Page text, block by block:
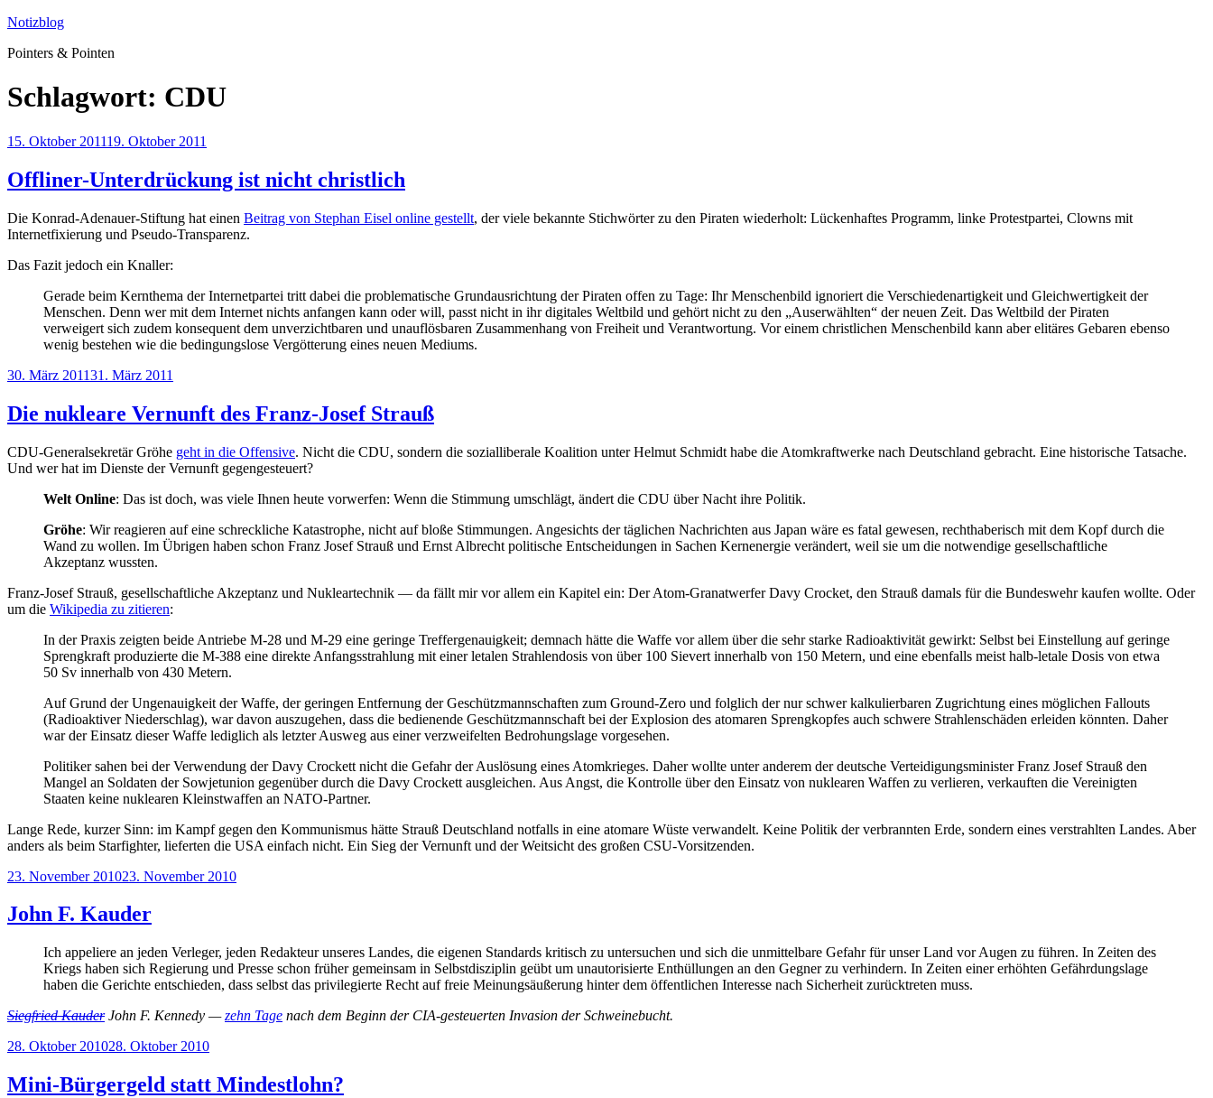
Zum
springen
Notizblog
Pointers & Pointen
Schlagwort: CDU
Veröffentlicht
15. Oktober 201119. Oktober 2011
Offliner-Unterdrückung ist nicht christlich
Die Konrad-Adenauer-Stiftung hat einen Beitrag von Stephan Eisel online gestellt, der viele bekannte Stichwörter zu den Piraten wiederholt: Lückenhaftes Programm, linke Protestpartei, Clowns mit
Internetfixierung und Pseudo-Transparenz.
Das Fazit jedoch ein Knaller:
Gerade beim Kernthema der Internetpartei tritt dabei die problematische Grundausrichtung der Piraten offen zu Tage: Ihr Menschenbild ignoriert die Verschiedenartigkeit und Gleichwertigkeit der
Menschen. Denn wer mit dem Internet nichts anfangen kann oder will, passt nicht in ihr digitales Weltbild und gehört nicht zu den „Auserwählten“ der neuen Zeit. Das Weltbild der Piraten
verweigert sich zudem konsequent dem unverzichtbaren und unauflösbaren Zusammenhang von Freiheit und Verantwortung. Vor einem christlichen Menschenbild kann aber elitäres Gebaren ebenso
wenig bestehen wie die bedingungslose Vergötterung eines neuen Mediums.
Veröffentlicht
30. März 201131. März 2011
Die nukleare Vernunft des Franz-Josef Strauß
CDU-Generalsekretär Gröhe geht in die Offensive. Nicht die CDU, sondern die sozialliberale Koalition unter Helmut Schmidt habe die Atomkraftwerke nach Deutschland gebracht. Eine historische Tatsache.
Und wer hat im Dienste der Vernunft gegengesteuert?
Welt Online: Das ist doch, was viele Ihnen heute vorwerfen: Wenn die Stimmung umschlägt, ändert die CDU über Nacht ihre Politik.
Gröhe: Wir reagieren auf eine schreckliche Katastrophe, nicht auf bloße Stimmungen. Angesichts der täglichen Nachrichten aus Japan wäre es fatal gewesen, rechthaberisch mit dem Kopf durch die
Wand zu wollen. Im Übrigen haben schon Franz Josef Strauß und Ernst Albrecht politische Entscheidungen in Sachen Kernenergie verändert, weil sie um die notwendige gesellschaftliche
Akzeptanz wussten.
Franz-Josef Strauß, gesellschaftliche Akzeptanz und Nukleartechnik — da fällt mir vor allem ein Kapitel ein: Der Atom-Granatwerfer Davy Crocket, den Strauß damals für die Bundeswehr kaufen wollte. Oder
um die Wikipedia zu zitieren:
In der Praxis zeigten beide Antriebe M-28 und M-29 eine geringe Treffergenauigkeit; demnach hätte die Waffe vor allem über die sehr starke Radioaktivität gewirkt: Selbst bei Einstellung auf geringe
Sprengkraft produzierte die M-388 eine direkte Anfangsstrahlung mit einer letalen Strahlendosis von über 100 Sievert innerhalb von 150 Metern, und eine ebenfalls meist halb-letale Dosis von etwa
50 Sv innerhalb von 430 Metern.
Auf Grund der Ungenauigkeit der Waffe, der geringen Entfernung der Geschützmannschaften zum Ground-Zero und folglich der nur schwer kalkulierbaren Zugrichtung eines möglichen Fallouts
(Radioaktiver Niederschlag), war davon auszugehen, dass die bedienende Geschützmannschaft bei der Explosion des atomaren Sprengkopfes auch schwere Strahlenschäden erleiden könnten. Daher
war der Einsatz dieser Waffe lediglich als letzter Ausweg aus einer verzweifelten Bedrohungslage vorgesehen.
Politiker sahen bei der Verwendung der Davy Crockett nicht die Gefahr der Auslösung eines Atomkrieges. Daher wollte unter anderem der deutsche Verteidigungsminister Franz Josef Strauß den
Mangel an Soldaten der Sowjetunion gegenüber durch die Davy Crockett ausgleichen. Aus Angst, die Kontrolle über den Einsatz von nuklearen Waffen zu verlieren, verkauften die Vereinigten
Staaten keine nuklearen Kleinstwaffen an NATO-Partner.
Lange Rede, kurzer Sinn: im Kampf gegen den Kommunismus hätte Strauß Deutschland notfalls in eine atomare Wüste verwandelt. Keine Politik der verbrannten Erde, sondern eines verstrahlten Landes. Aber
anders als beim Starfighter, lieferten die USA einfach nicht. Ein Sieg der Vernunft und der Weitsicht des großen CSU-Vorsitzenden.
Veröffentlicht
23. November 201023. November 2010
John F. Kauder
Ich appeliere an jeden Verleger, jeden Redakteur unseres Landes, die eigenen Standards kritisch zu untersuchen und sich die unmittelbare Gefahr für unser Land vor Augen zu führen. In Zeiten des
Kriegs haben sich Regierung und Presse schon früher gemeinsam in Selbstdisziplin geübt um unautorisierte Enthüllungen an den Gegner zu verhindern. In Zeiten einer erhöhten Gefährdungslage
haben die Gerichte entschieden, dass selbst das privilegierte Recht auf freie Meinungsäußerung hinter dem öffentlichen Interesse nach Sicherheit zurücktreten muss.
Siegfried KauderJohn F. Kennedy —zehn Tage nach dem Beginn der CIA-gesteuerten Invasion der Schweinebucht.
Veröffentlicht
28. Oktober 201028. Oktober 2010
Mini-Bürgergeld statt Mindestlohn?